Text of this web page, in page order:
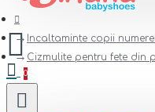
0
Incaltaminte copii
Cizmulite pentru fete din